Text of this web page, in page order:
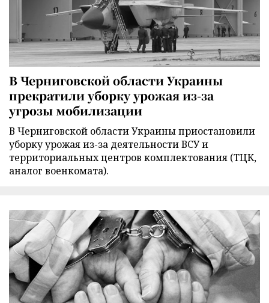
В Черниговской области Украины
прекратили уборку урожая из-за
угрозы мобилизации
В Черниговской области Украины приостановили
уборку урожая из-за деятельности ВСУ и
территориальных центров комплектования (ТЦК,
аналог военкомата).